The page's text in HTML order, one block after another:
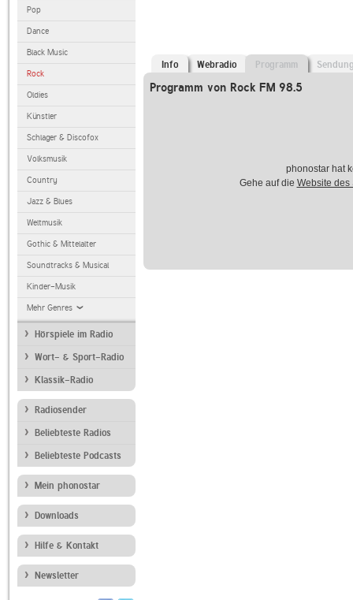
Pop
Dance
Black Music
Rock
Oldies
Künstler
Schlager & Discofox
Volksmusik
Country
Jazz & Blues
Weltmusik
Gothic & Mittelalter
Soundtracks & Musical
Kinder-Musik
Mehr Genres
Hörspiele im Radio
Wort- & Sport-Radio
Klassik-Radio
Radiosender
Beliebteste Radios
Beliebteste Podcasts
Mein phonostar
Downloads
Hilfe & Kontakt
Newsletter
Info Webradio Programm
Programm von Rock FM 98.5
phonostar hat
Gehe auf die Website des